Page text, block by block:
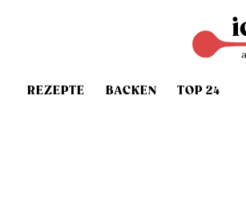
REZEPTE BACKEN TOP 24